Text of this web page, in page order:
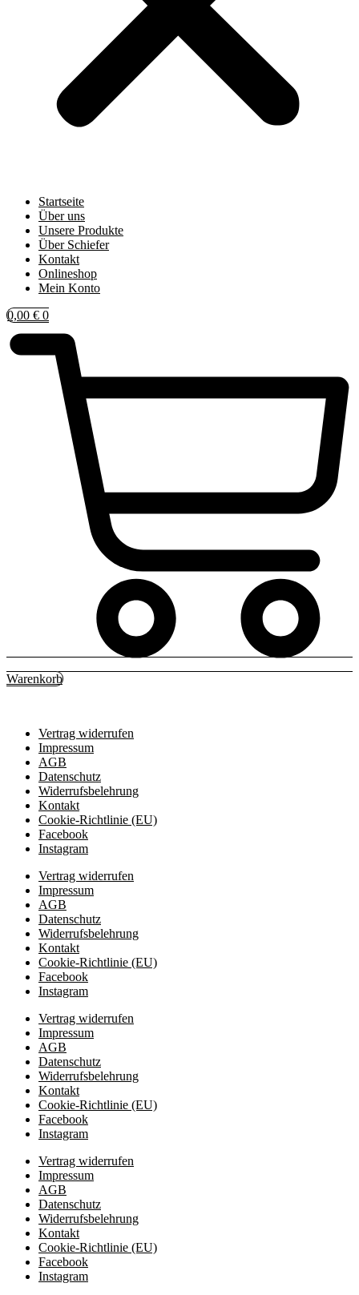
Startseite
Über uns
Unsere Produkte
Über Schiefer
Kontakt
Onlineshop
Mein Konto
0,00 € 0
Warenkorb
Vertrag widerrufen
Impressum
AGB
Datenschutz
Widerrufsbelehrung
Kontakt
Cookie-Richtlinie (EU)
Facebook
Instagram
Vertrag widerrufen
Impressum
AGB
Datenschutz
Widerrufsbelehrung
Kontakt
Cookie-Richtlinie (EU)
Facebook
Instagram
Vertrag widerrufen
Impressum
AGB
Datenschutz
Widerrufsbelehrung
Kontakt
Cookie-Richtlinie (EU)
Facebook
Instagram
Vertrag widerrufen
Impressum
AGB
Datenschutz
Widerrufsbelehrung
Kontakt
Cookie-Richtlinie (EU)
Facebook
Instagram